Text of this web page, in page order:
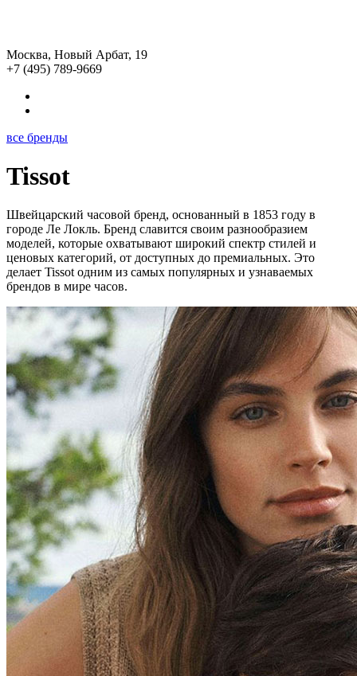
Москва, Новый Арбат, 19
+7 (495) 789-9669
все бренды
Tissot
Швейцарский часовой бренд, основанный в 1853 году в
городе Ле Локль. Бренд славится своим разнообразием
моделей, которые охватывают широкий спектр стилей и
ценовых категорий, от доступных до премиальных. Это
делает Tissot одним из самых популярных и узнаваемых
брендов в мире часов.